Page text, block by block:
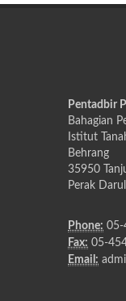
Pentadbir
Bahagian
Istitut
Behrang
35950
Perak
Phone: 05-
Fax: 05-
Email: